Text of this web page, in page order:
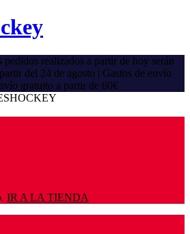
realizados a partir de hoy serán
del 24 de agosto | Gastos de envío
gratuito a partir de 60€
IR A LA TIENDA